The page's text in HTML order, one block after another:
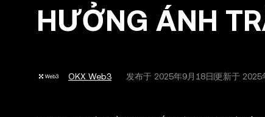
HƯỞNG ÁNH
OKX Web3 发布于 2025年9月18日更新于 2025